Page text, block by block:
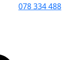
078 334 488